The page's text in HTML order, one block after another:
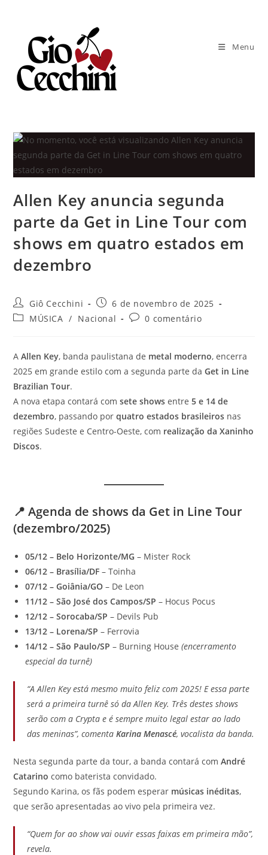
conteúdo
Menu
Allen Key anuncia segunda
parte da Get in Line Tour com
shows em quatro estados em
dezembro
Autor
do
post:
Giô Cecchini
Post
publicado:
6 de novembro de 2025
Categoria
MÚSICA / Nacional
Comentários
0 comentário
AAllen Key, banda paulistana de metal moderno, encerra
2025 em grande estilo com a segunda parte daGet in Line
Brazilian Tour.
A nova etapa contará comsete shows entre5 e 14 de
dezembro, passando porquatro estados brasileiros nas
regiões Sudeste e Centro-Oeste, com realização da Xaninho
Discos.
📍Agenda de shows da Get in Line Tour
(dezembro/2025)
05/12 – Belo Horizonte/MG – Mister Rock
06/12 – Brasília/DF – Toinha
07/12 – Goiânia/GO – De Leon
11/12 – São José dos Campos/SP – Hocus Pocus
12/12 – Sorocaba/SP – Devils Pub
13/12 – Lorena/SP – Ferrovia
14/12 – São Paulo/SP – Burning House(encerramento
especial da turnê)
“A Allen Key está mesmo muito feliz com 2025! E essa parte
será a primeira turnê só da Allen Key. Três destes shows
serão com a Crypta e é sempre muito legal estar ao lado
das meninas”, comentaKarina Menascé, vocalista da banda.
Nesta segunda parte da tour, a banda contará comAndré
Catarino como baterista convidado.
Segundo Karina, os fãs podem esperar músicas inéditas,
que serão apresentadas ao vivo pela primeira vez.
“Quem for ao show vai ouvir essas faixas em primeira mão”,
revela.